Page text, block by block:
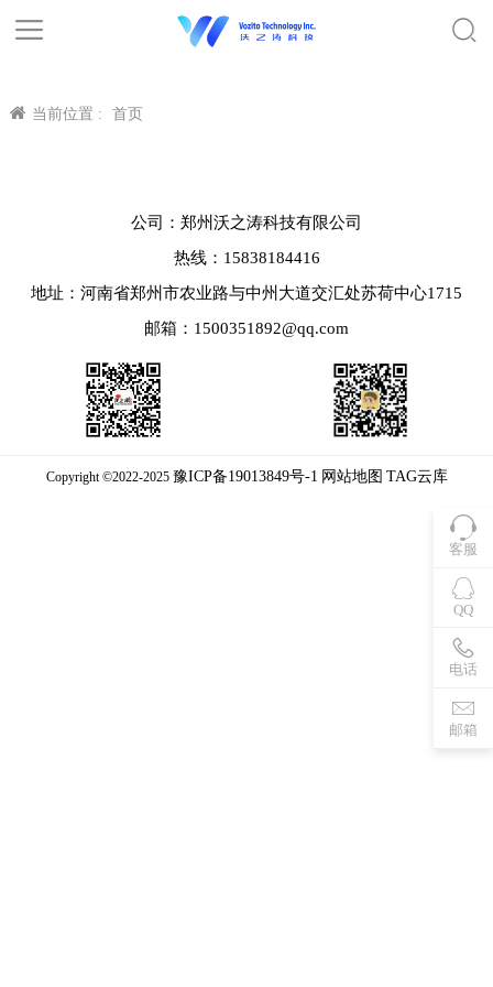
当前位置 : 首页
客服
QQ
电话
邮箱
公司：郑州沃之涛科技有限公司
热线：15838184416
地址：河南省郑州市农业路与中州大道交汇处苏荷中心1715
邮箱：1500351892@qq.com
Copyright ©2022-2025 豫ICP备19013849号-1 网站地图 TAG云库